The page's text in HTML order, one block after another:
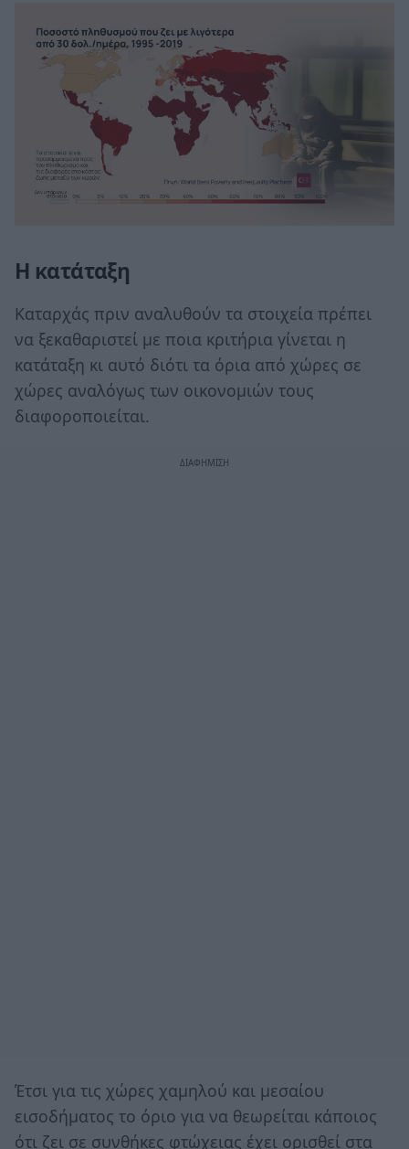
Η κατάταξη
Καταρχάς πριν αναλυθούν τα στοιχεία πρέπει
να ξεκαθαριστεί με ποια κριτήρια γίνεται η
κατάταξη κι αυτό διότι τα όρια από χώρες σε
χώρες αναλόγως των οικονομιών τους
διαφοροποιείται.
Έτσι για τις χώρες χαμηλού και μεσαίου
εισοδήματος το όριο για να θεωρείται κάποιος
ότι ζει σε συνθήκες φτώχειας έχει ορισθεί στα